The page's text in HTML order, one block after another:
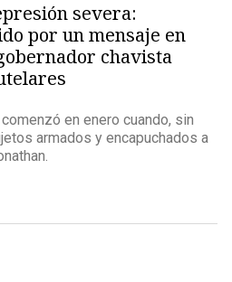
severa:
por un mensaje en
chavista
en enero cuando, sin
armados y encapuchados a